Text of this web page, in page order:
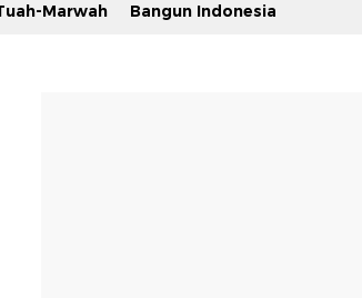
Marwah Bangun Indonesia